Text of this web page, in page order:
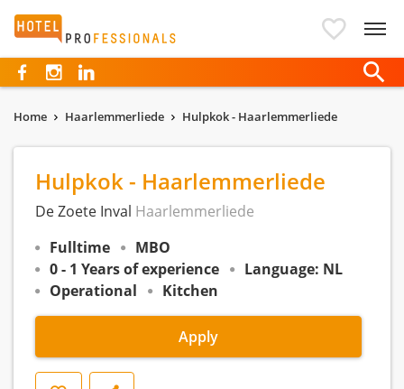
Hotelprofessionals
Home Haarlemmerliede Hulpkok - Haarlemmerliede
Hulpkok - Haarlemmerliede
De Zoete Inval Haarlemmerliede
Fulltime
MBO
0 - 1 Years of experience
Language: NL
Operational
Kitchen
Apply